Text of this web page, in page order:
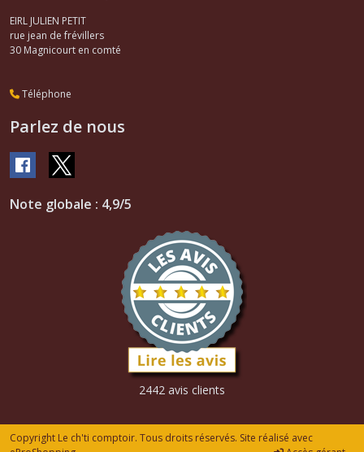
EIRL JULIEN PETIT
rue jean de frévillers
30 Magnicourt en comté
Téléphone
Parlez de nous
Note globale : 4,9/5
2442 avis clients
Copyright Le ch'ti comptoir. Tous droits réservés. Site réalisé avec